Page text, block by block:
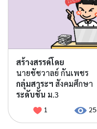
สร้างสรรค์โดย
นายชัชวาลย์ กันเพชร
กลุ่มสาระฯ สังคมศึกษา
ระดับชั้น ม.3
1